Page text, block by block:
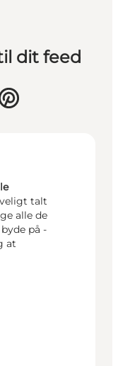
dit feed
talt
alle de
på -
at